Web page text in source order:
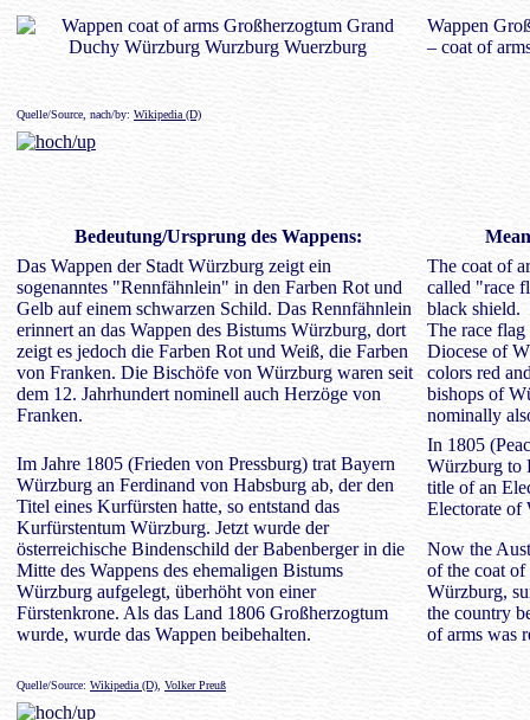
Wappen
– coat of
Quelle/Source, nach/by: Wikipedia (D)
Bedeutung/Ursprung des Wappens:
Das Wappen der Stadt Würzburg zeigt ein
sogenanntes "Rennfähnlein" in den Farben Rot und
Gelb auf einem schwarzen Schild. Das Rennfähnlein
erinnert an das Wappen des Bistums Würzburg, dort
zeigt es jedoch die Farben Rot und Weiß, die Farben
von Franken. Die Bischöfe von Würzburg waren seit
dem 12. Jahrhundert nominell auch Herzöge von
Franken.
The coat of
called "race
black shield.
The race flag
Diocese of
colors red
bishops of
nominally
Im Jahre 1805 (Frieden von Pressburg) trat Bayern
Würzburg an Ferdinand von Habsburg ab, der den
Titel eines Kurfürsten hatte, so entstand das
Kurfürstentum Würzburg. Jetzt wurde der
österreichische Bindenschild der Babenberger in die
Mitte des Wappens des ehemaligen Bistums
Würzburg aufgelegt, überhöht von einer
Fürstenkrone. Als das Land 1806 Großherzogtum
wurde, wurde das Wappen beibehalten.
In 1805
Würzburg to
title of an
Electorate of
Now the
of the coat
Würzburg,
the country
of arms was
Quelle/Source: Wikipedia (D) Volker Preuß